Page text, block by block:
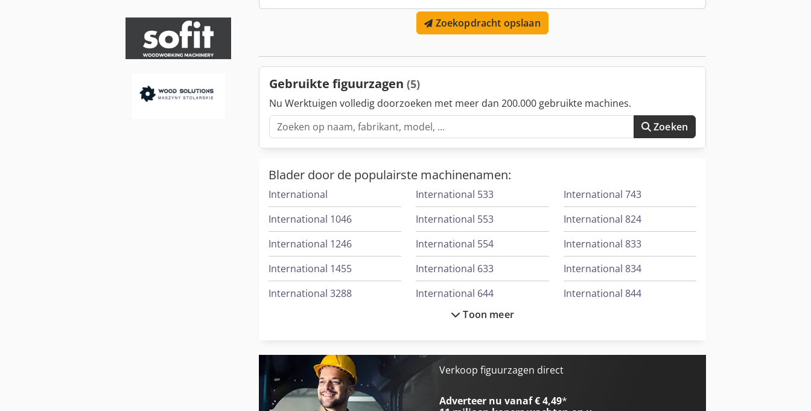
Zoekopdracht opslaan
Gebruikte figuurzagen (5)
Nu Werktuigen volledig doorzoeken met meer dan 200.000 gebruikte machines.
Zoeken
Blader door de populairste machinenamen:
International
International 1046
International 1246
International 1455
International 3288
International 433
International 453
International 533
International 553
International 554
International 633
International 644
International 654
International 733
International 743
International 824
International 833
International 834
International 844
Toon meer
Verkoop figuurzagen direct
Adverteer nu vanaf € 4,49*